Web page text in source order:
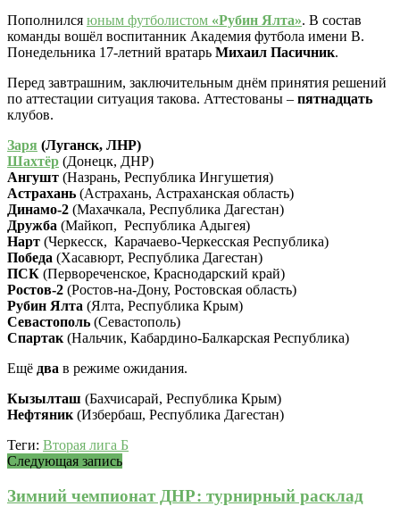
Пополнился юным футболистом «Рубин Ялта». В состав
команды вошёл воспитанник Академия футбола имени В.
Понедельника 17-летний вратарь Михаил Пасичник.
Перед завтрашним, заключительным днём принятия решений
по аттестации ситуация такова. Аттестованы – пятнадцать
клубов.
Заря (Луганск, ЛНР)
Шахтёр (Донецк, ДНР)
Ангушт (Назрань, Республика Ингушетия)
Астрахань (Астрахань, Астраханская область)
Динамо-2 (Махачкала, Республика Дагестан)
Дружба (Майкоп, Республика Адыгея)
Нарт (Черкесск, Карачаево-Черкесская Республика)
Победа (Хасавюрт, Республика Дагестан)
ПСК (Первореченское, Краснодарский край)
Ростов-2 (Ростов-на-Дону, Ростовская область)
Рубин Ялта (Ялта, Республика Крым)
Севастополь (Севастополь)
Спартак (Нальчик, Кабардино-Балкарская Республика)
Ещё два в режиме ожидания.
Кызылташ (Бахчисарай, Республика Крым)
Нефтяник (Избербаш, Республика Дагестан)
Теги: Вторая лига Б
Следующая запись
Зимний чемпионат ДНР: турнирный расклад